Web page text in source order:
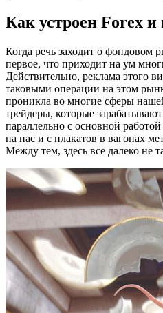
Как устроен Forex
Когда речь заходит о фондовом
первое, что приходит на ум
Действительно, реклама этого
таковыми операции на этом
проникла во многие сферы
трейдеры, которые
параллельно с основной
на нас и с плакатов в вагонах
Между тем, здесь все далеко не